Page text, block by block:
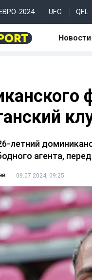
2024 UFC QFL
Новости
летний
агента,
09.07.2024, 09:25